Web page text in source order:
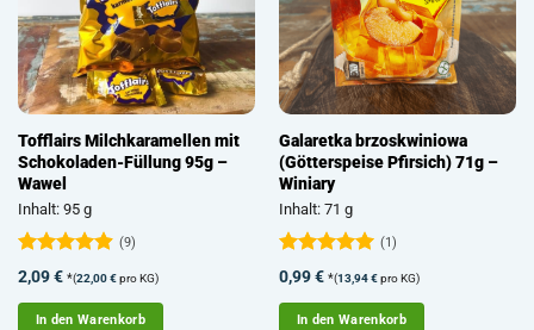
Tofflairs Milchkaramellen mit
Schokoladen-Füllung 95g –
Wawel
Inhalt: 95 g
Bewertet
mit 4.89
von 5
(9)
2,09€ *(22,00€pro KG)
In den Warenkorb
Galaretka brzoskwiniowa
(Götterspeise Pfirsich) 71g –
Winiary
Inhalt: 71 g
Bewertet
mit 5von
5
(1)
0,99€ *(13,94€pro KG)
In den Warenkorb